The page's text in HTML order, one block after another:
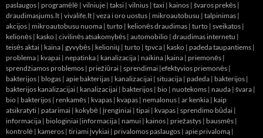
paslaugos | programėlė | vilniuje | taksi | vilnius | taxi | kainos | švaros prekės |
draudimasjums.lt | vivalife.lt | veza i oro uostus | mikroautobusu | talpinimas |
akcijos | mikroautobusu nuoma | turto | kelionės draudimas | turto | sveikatos |
kelionės | kasko | civilinės atsakomybės | automobilio | draudimas internetu |
teisės aktai | kaina | gyvybės | kelionių | turto | tpvca | kasko | padeda taupantiems |
problema | kvapai | nepatinka | kanalizacija | naikina |kaina | priemonės |
sprendžiamos problemos | priežiūrai | sprendimai |efektyvios priemonės |
bakterijos | blogas | apie bakterijas | kanalizacijai | situacija | padeda | bakterijos |
bakterijos kanalizacijai | kanalizacijai | bakterijos | bio | nuotekoms | nauda | švara |
bio | bakterijos | renkamės | kvapas | kvapas | nemalonus | ar kenkia | kaip
atsikratyti | patarimai | kokybė | įrenginiai | tipai | kvapas | sprendimo būdai |
informacija | biologiniai |informacija | namui | kainos | priežastys | bausmės |
kontrolė | kameros | tiriami įvykiai | privalomos paslaugos | apie privalomą |